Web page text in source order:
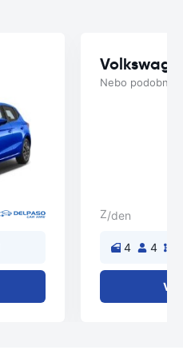
Nebo podobně
Z/den
4 4